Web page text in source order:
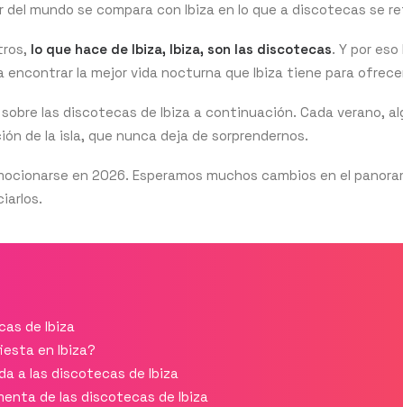
del mundo se compara con Ibiza en lo que a discotecas se
lo que hace de Ibiza, Ibiza, son las discotecas. Y por
encontrar la mejor vida nocturna que Ibiza tiene para
las discotecas de Ibiza a continuación. Cada verano,
de la isla, que nunca deja de sorprendernos.
en 2026. Esperamos muchos cambios en el
de Ibiza
en Ibiza?
a las discotecas de Ibiza
de las discotecas de Ibiza